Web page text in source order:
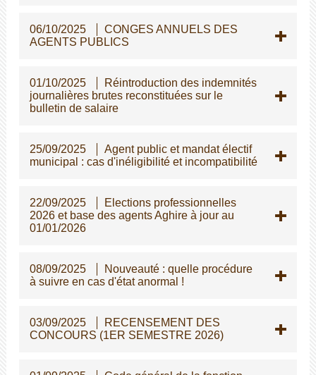
06/10/2025
CONGES ANNUELS DES
AGENTS PUBLICS
01/10/2025
Réintroduction des indemnités
journalières brutes reconstituées sur le
bulletin de salaire
25/09/2025
Agent public et mandat électif
municipal : cas d'inéligibilité et incompatibilité
22/09/2025
Elections professionnelles
2026 et base des agents Aghire à jour au
01/01/2026
08/09/2025
Nouveauté : quelle procédure
à suivre en cas d'état anormal !
03/09/2025
RECENSEMENT DES
CONCOURS (1ER SEMESTRE 2026)